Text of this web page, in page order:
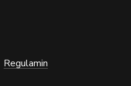
Regulamin